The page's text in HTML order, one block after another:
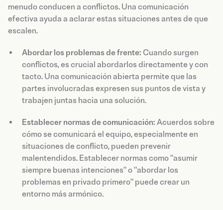
menudo conducen a conflictos. Una comunicación
efectiva ayuda a aclarar estas situaciones antes de que
escalen.
Abordar los problemas de frente: Cuando surgen
conflictos, es crucial abordarlos directamente y con
tacto. Una comunicación abierta permite que las
partes involucradas expresen sus puntos de vista y
trabajen juntas hacia una solución.
Establecer normas de comunicación: Acuerdos sobre
cómo se comunicará el equipo, especialmente en
situaciones de conflicto, pueden prevenir
malentendidos. Establecer normas como "asumir
siempre buenas intenciones" o "abordar los
problemas en privado primero" puede crear un
entorno más armónico.